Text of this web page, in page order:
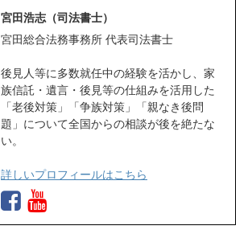
宮田浩志（司法書士）
宮田総合法務事務所 代表司法書士
後見人等に多数就任中の経験を活かし、家
族信託・遺言・後見等の仕組みを活用した
「老後対策」「争族対策」「親なき後問
題」について全国からの相談が後を絶たな
い。
詳しいプロフィールはこちら